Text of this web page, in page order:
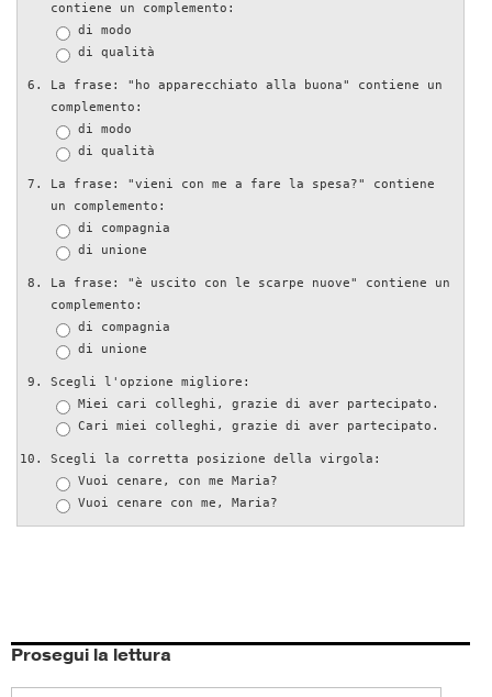
contiene un complemento:
di modo
di qualità
La frase: "ho apparecchiato alla buona" contiene un
complemento:
di modo
di qualità
La frase: "vieni con me a fare la spesa?" contiene
un complemento:
di compagnia
di unione
La frase: "è uscito con le scarpe nuove" contiene un
complemento:
di compagnia
di unione
Scegli l'opzione migliore:
Miei cari colleghi, grazie di aver partecipato.
Cari miei colleghi, grazie di aver partecipato.
Scegli la corretta posizione della virgola:
Vuoi cenare, con me Maria?
Vuoi cenare con me, Maria?
Prosegui la lettura